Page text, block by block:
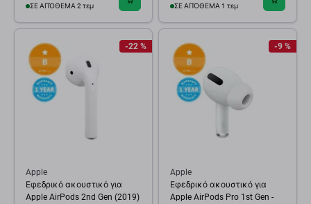
ΣΕ ΑΠΌΘΕΜΑ 2 τεμ ΣΕ ΑΠΌΘΕΜΑ 1 τεμ
-22 %
Apple
Εφεδρικό ακουστικό για
Apple AirPods 2nd Gen (2019)
-9 %
Apple
Εφεδρικό ακουστικό για
Apple AirPods Pro 1st Gen -